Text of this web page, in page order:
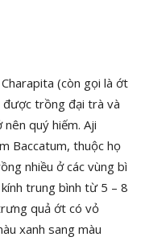
(còn gọi là ớt
được trồng đại trà và
quý hiếm. Aji
Baccatum, thuộc họ
nhiều ở các vùng bì
trung bình từ 5 – 8
quả ớt có vỏ
xanh sang màu